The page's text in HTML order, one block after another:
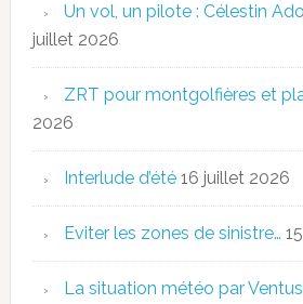
Un vol, un pilote : Célestin
juillet 2026
ZRT pour montgolfières et
2026
Interlude d’été 16 juillet 2026
Eviter les zones de sinistre…
La situation météo par